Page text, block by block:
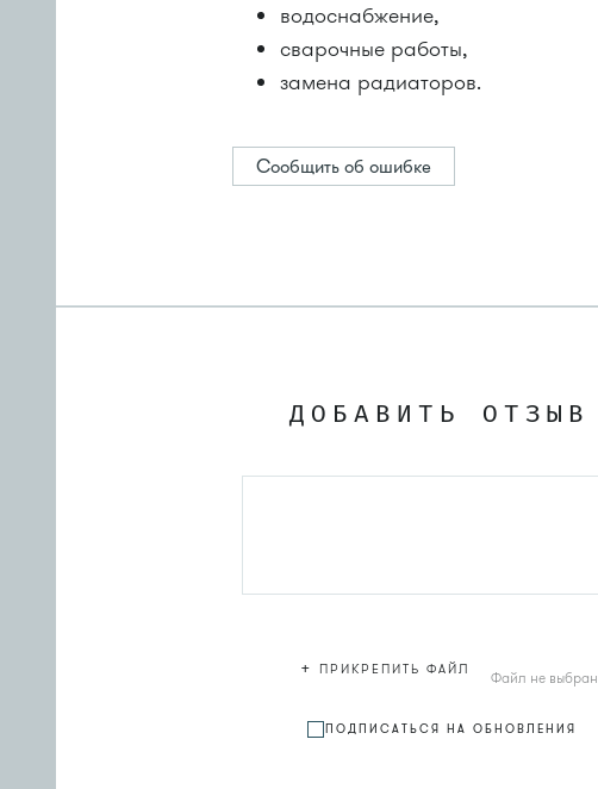
водоснабжение,
сварочные работы,
замена радиаторов.
Сообщить об ошибке
ДОБАВИТЬ ОТЗЫВ
+ ПРИКРЕПИТЬ ФАЙЛ Файл не выбран
ПОДПИСАТЬСЯ НА ОБНОВЛЕНИЯ